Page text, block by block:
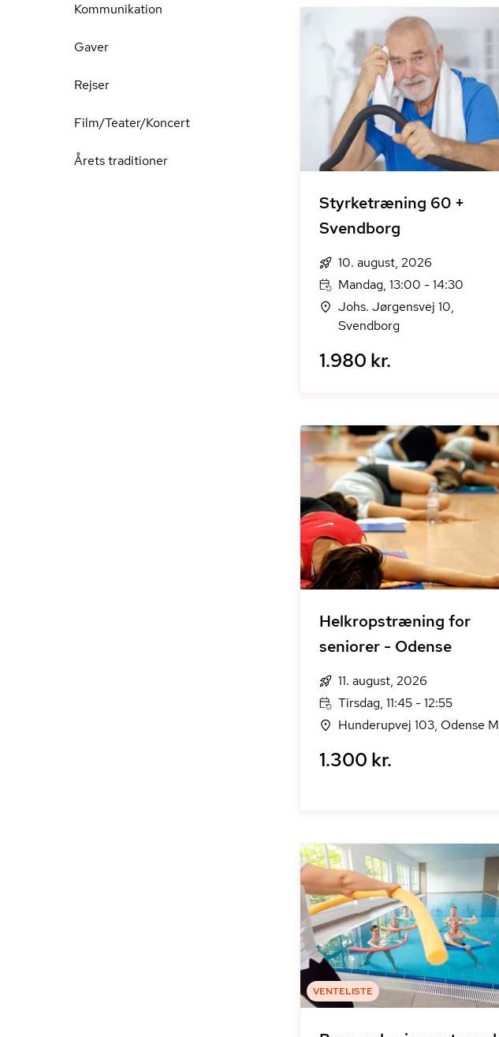
Kommunikation
Gaver
Rejser
Film/Teater/Koncert
Årets traditioner
Styrketræning 60 +
Svendborg
10. august, 2026
Mandag, 13:00 - 14:30
Johs. Jørgensvej 10,
Svendborg
1.980 kr.
Helkropstræning for
seniorer - Odense
11. august, 2026
Tirsdag, 11:45 - 12:55
Hunderupvej 103, Odense M
1.300 kr.
VENTELISTE